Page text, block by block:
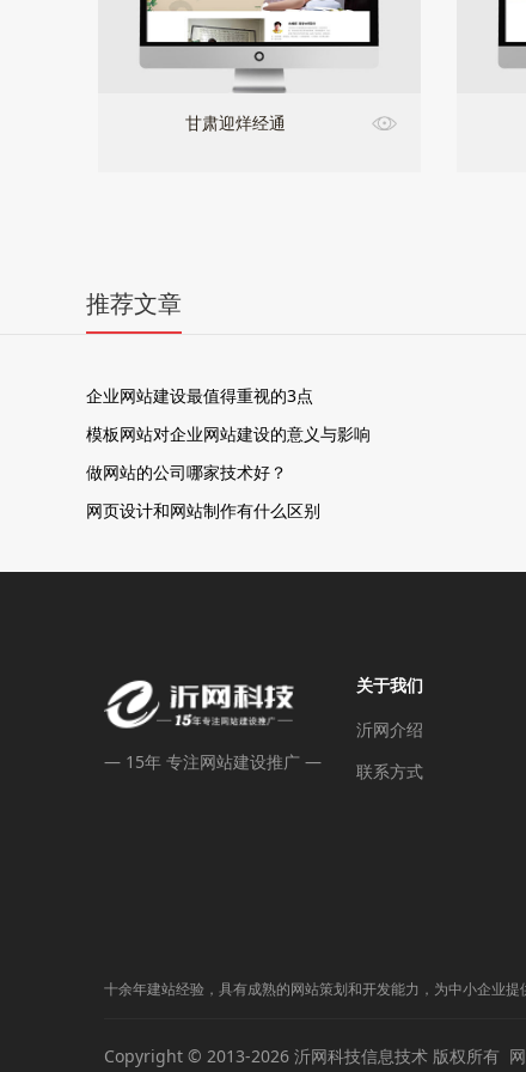
甘肃迎烊经通
推荐文章
企业网站建设最值得重视的3点
模板网站对企业网站建设的意义与影响
做网站的公司哪家技术好？
网页设计和网站制作有什么区别
— 15年 专注网站建设推广 —
关于我们
沂网介绍
联系方式
十余年建站经验，具有成熟的网站策划和开发能力，为中小企业
Copyright © 2013-2026 沂网科技信息技术 版权所有